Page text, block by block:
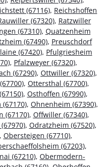
(67116), Reichshoffen
(67320), Ratzwiller
(67310), Quatzenheim
(67490), Preuschdorf
(67420), Pfulgriesheim
, Pfalzweyer (67320),
(67290), Ottwiller (67320),
, Ottersthal (67700),
, Osthoffen (67990),
, Ohnenheim (67390),
(67170), Offwiller (67340),
, Odratzheim (67520),
Obersteigen (67710),
(67203),
(67210), Obermodern-